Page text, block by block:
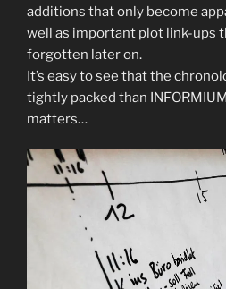
additions that only become
well as important plot link-ups
forgotten later on.
It’s easy to see that the
tightly packed than
matters…